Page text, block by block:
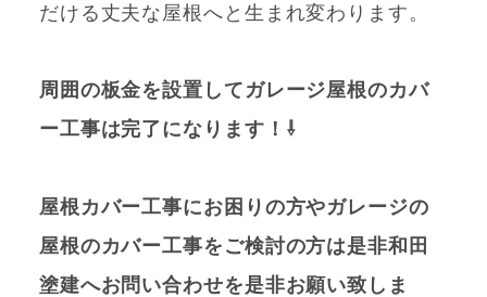
だける丈夫な屋根へと生まれ変わります。
周囲の板金を設置してガレージ屋根のカバ
ー工事は完了になります！⇩
屋根カバー工事にお困りの方やガレージの
屋根のカバー工事をご検討の方は是非和田
塗建へお問い合わせを是非お願い致しま